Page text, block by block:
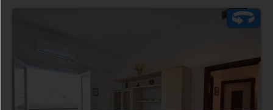
soggiorno con divano letto singolo/matrimoniale ed
accesso su balcone attrezzato, cucina abitabile dotata di
forno e frigo/freezer con accesso su balcone di servizio,
camera matrimoniale con 3° posto letto singolo, bagno